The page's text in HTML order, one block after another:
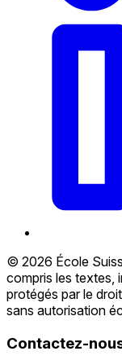
© 2026 École
compris les textes,
protégés par le
sans autorisation
Contactez-